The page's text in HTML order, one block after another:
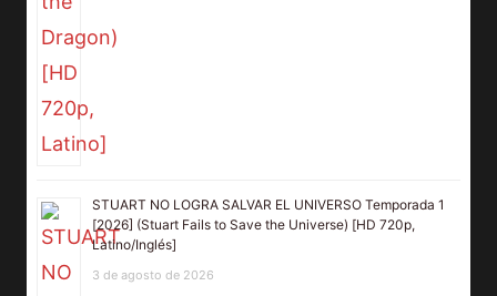
STUART NO LOGRA SALVAR EL UNIVERSO Temporada 1
[2026] (Stuart Fails to Save the Universe) [HD 720p,
Latino/Inglés]
3 de agosto de 2026